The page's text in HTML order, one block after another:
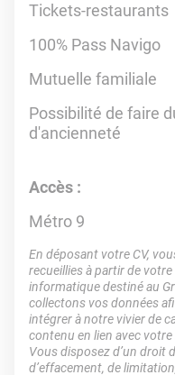
Tickets-restaurants
100% Pass Navigo
Mutuelle familiale
Possibilité de faire
d'ancienneté
Accès :
Métro 9
En déposant votre CV,
recueillies à partir de
informatique destiné au
collectons vos données
intégrer à notre vivier de
contenu en lien avec votre
Vous disposez d’un droit
d’effacement, de